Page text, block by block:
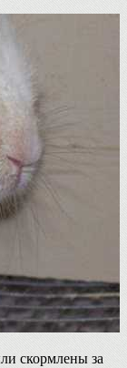
скормлены за